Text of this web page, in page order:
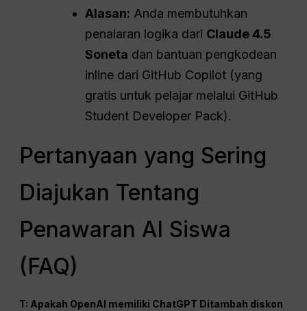
Alasan: Anda membutuhkan
penalaran logika dari Claude 4.5
Soneta dan bantuan pengkodean
inline dari GitHub Copilot (yang
gratis untuk pelajar melalui GitHub
Student Developer Pack).
Pertanyaan yang Sering
Diajukan Tentang
Penawaran AI Siswa
(FAQ)
T: Apakah OpenAI memiliki ChatGPT Ditambah diskon